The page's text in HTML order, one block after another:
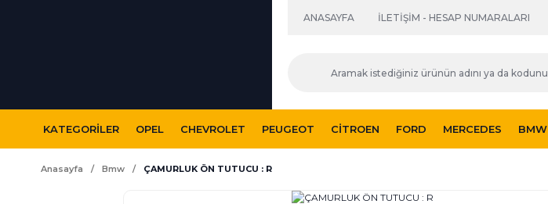
ANASAYFA İLETİŞİM - HESAP NUMARALARI
KATEGORILER OPEL CHEVROLET PEUGEOT CITROEN FORD MERCEDES BMW
Anasayfa Bmw ÇAMURLUK ÖN TUTUCU : R